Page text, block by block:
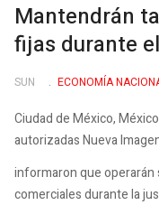
Mantendrán
fijas durante
SUN ECONOMÍ­A
Ciudad de México,
autorizadas Nueva
informaron que
comerciales durante la